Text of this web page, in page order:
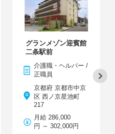
グランメゾン迎賓館
二条駅前
介護職・ヘルパー /
正職員
京都府 京都市中京
区 西ノ京星池町
217
月給 286,000
円 ～ 302,000円